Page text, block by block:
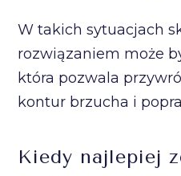
W takich sytuacjach
rozwiązaniem może
która pozwala
kontur brzucha i
Kiedy najlepiej